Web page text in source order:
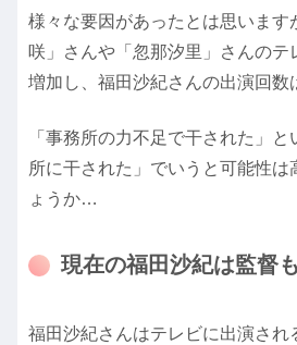
様々な要因があったとは思います
咲」さんや「忽那汐里」さんのテ
増加し、福田沙紀さんの出演回数
「事務所の力不足で干された」
所に干された」でいうと可能性は
ょうか…
現在の福田沙紀は監督
福田沙紀さんはテレビに出演され